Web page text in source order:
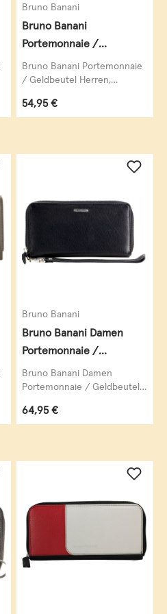
Bruno Banani
Bruno Banani
Portemonnaie /
Geldbeutel Herren,
Datenschutz Geldbörse
RFID Blocker,
Hochformat, echt Leder,
Bruno Banani Portemonnaie
/ Geldbeutel Herren,
Blocker, Hochformat, echt...
Regulärer Preis:
54,95 €
Bruno Banani
Bruno Banani Damen
Portemonnaie /
Geldbeutel Damen,
Geldbörse NEW YORK,
Querformat, echt Leder,
schwarz
Bruno Banani Damen
Portemonnaie / Geldbeutel
YORK, Querformat, echt
Leder,...
Regulärer Preis:
64,95 €